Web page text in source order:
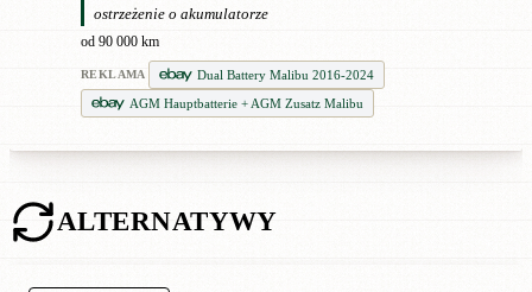
ostrzeżenie o akumulatorze
od 90 000 km
REKLAMA
Dual Battery Malibu 2016-2024
AGM Hauptbatterie + AGM Zusatz Malibu
ALTERNATYWY